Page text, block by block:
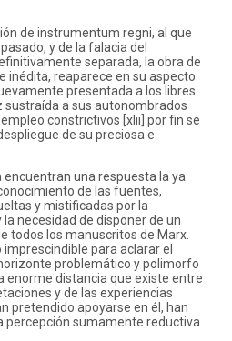
de instrumentum regni, al que
y de la falacia del
separada, la obra de
inédita, reaparece en su aspecto
presentada a los libres
sustraída a sus autonombrados
constrictivos [xlii] por fin se
de su preciosa e
encuentran una respuesta la ya
de las fuentes,
y mistificadas por la
necesidad de disponer de un
todos los manuscritos de Marx.
para aclarar el
problemático y polimorfo
enorme distancia que existe entre
y de las experiencias
pretendido apoyarse en él, han
sumamente reductiva.